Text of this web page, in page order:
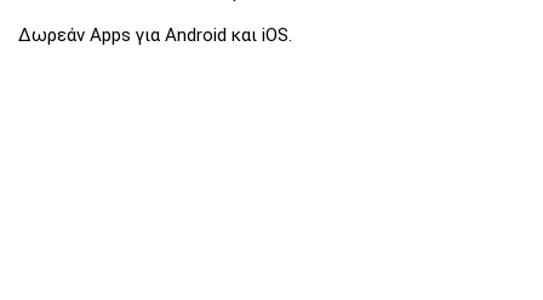
Δωρεάν Apps για Android και iOS.